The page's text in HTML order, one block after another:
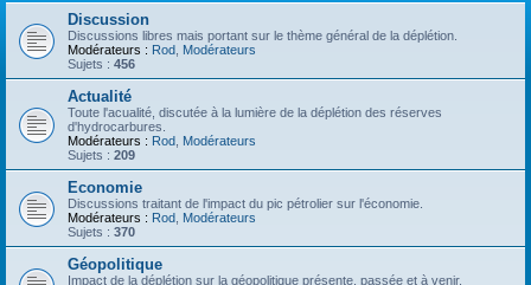
Discussion
Discussions libres mais portant sur le thème général de la déplétion.
Modérateurs : Rod Modérateurs
Sujets : 456
Actualité
Toute l'acualité, discutée à la lumière de la déplétion des réserves
d'hydrocarbures.
Modérateurs : Rod Modérateurs
Sujets : 209
Economie
Discussions traitant de l'impact du pic pétrolier sur l'économie.
Modérateurs : Rod Modérateurs
Sujets : 370
Géopolitique
Impact de la déplétion sur la géopolitique présente, passée et à venir.